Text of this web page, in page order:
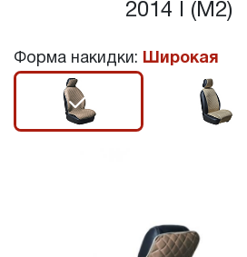
2014 I (M2)
Форма накидки: Широкая
r